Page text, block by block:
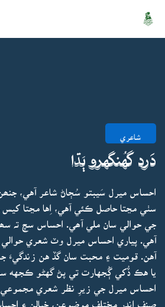
شاعري
دَرد گهُنگهرو ٻَڌا
احساس ميرل سَيبتو سُڄاڻ شاعر آهي،
سٺي مڃتا حاصل ڪئي آهي، اِها مڃتا کيس
جي حوالي سان ملي آھي. احساس سچ تہ
آهي. پياري احساس ميرل وٽ شعري
آهن. قوميت ۽ محبت سان گڏ هن زندگيءَ
يا هڪ ڏُکي ڳُجهارت تي پڻ گهڻو ڪجهه
احساس ميرل جي زيرِ نظر شعري مجموعي
صنف اندر مختلف موضوعن، خيالن ۽